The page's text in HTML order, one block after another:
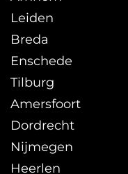
Leiden
Breda
Enschede
Tilburg
Amersfoort
Dordrecht
Nijmegen
Heerlen